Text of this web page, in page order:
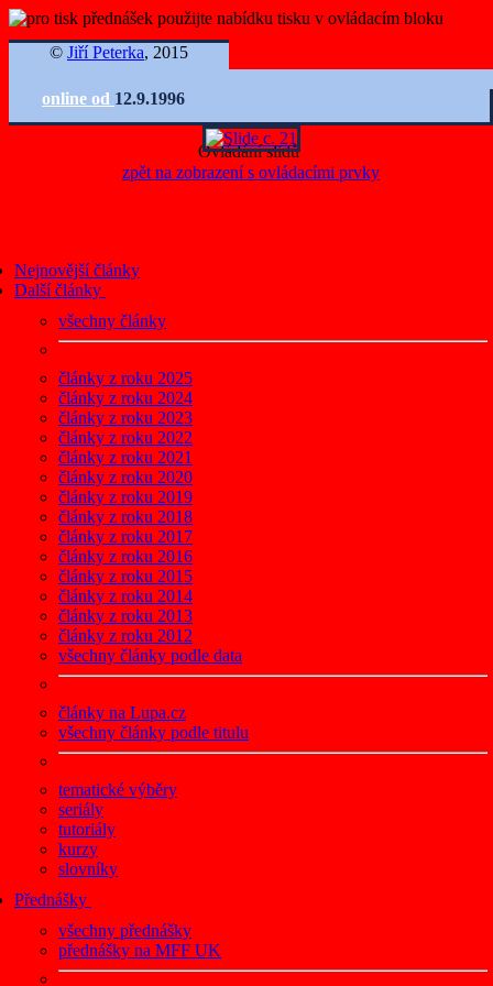
© Jiří Peterka, 2015
online od 12.9.1996
Ovládání slidů
Nejnovější články
Další články
všechny články
články z roku 2025
články z roku 2024
články z roku 2023
články z roku 2022
články z roku 2021
články z roku 2020
články z roku 2019
články z roku 2018
články z roku 2017
články z roku 2016
články z roku 2015
články z roku 2014
články z roku 2013
články z roku 2012
všechny články podle data
články na Lupa.cz
všechny články podle titulu
tematické výběry
seriály
tutoriály
kurzy
slovníky
Přednášky
všechny přednášky
přednášky na MFF UK
zpět na zobrazení s ovládacími prvky